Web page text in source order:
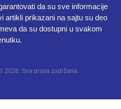
da su sve informacije
artikli prikazani na sajtu su deo
da su dostupni u svakom
2026. Sva prava zadržana.